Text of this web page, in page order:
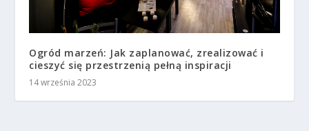
Ogród marzeń: Jak zaplanować, zrealizować i
cieszyć się przestrzenią pełną inspiracji
14 września 2023